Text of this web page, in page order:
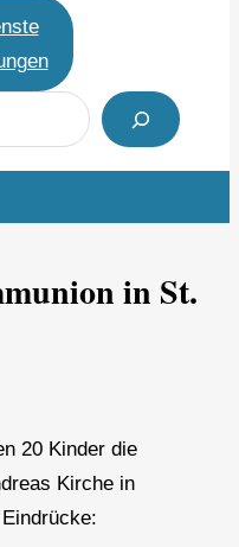
in St.
20 Kinder die
Kirche in